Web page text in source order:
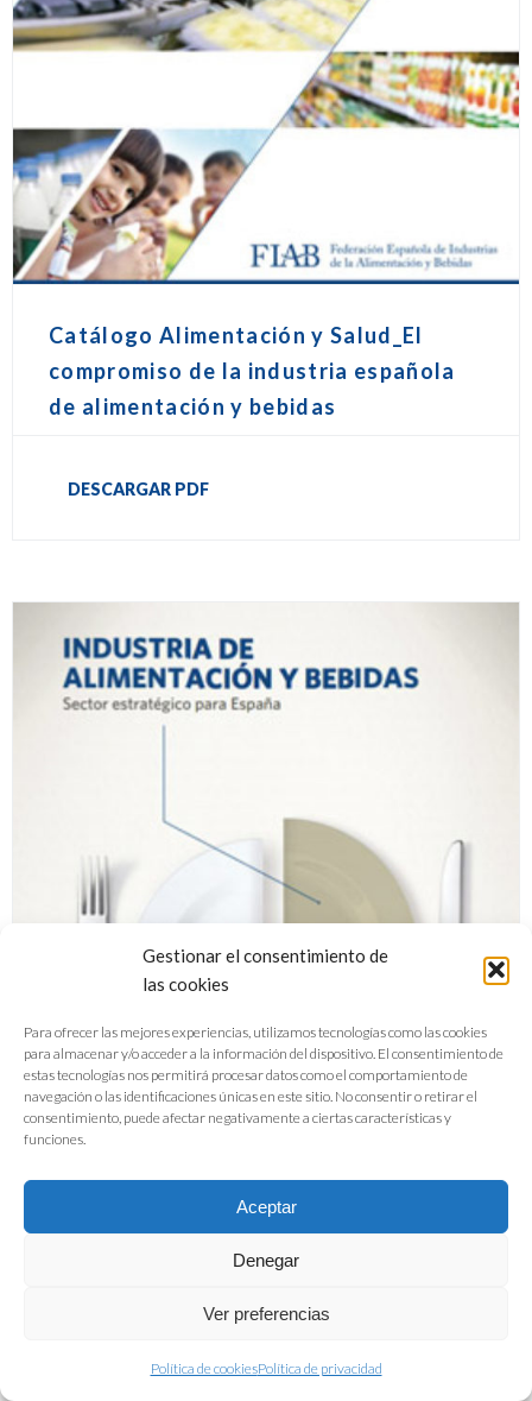
Gestionar el consentimiento de
las cookies
Para ofrecer las mejores experiencias, utilizamos tecnologías como las cookies
para almacenar y/o acceder a la información del dispositivo. El consentimiento de
estas tecnologías nos permitirá procesar datos como el comportamiento de
navegación o las identificaciones únicas en este sitio. No consentir o retirar el
consentimiento, puede afectar negativamente a ciertas características y
funciones.
Aceptar
Denegar
Ver preferencias
Política de cookiesPolítica de privacidad
Catálogo Alimentación y Salud_El
compromiso de la industria española
de alimentación y bebidas
DESCARGAR PDF
Folleto La industria alimentaria